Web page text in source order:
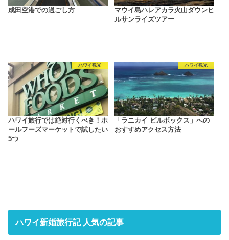
成田空港での過ごし方
マウイ島ハレアカラ火山ダウンヒ
ルサンライズツアー
ハワイ観光
ハワイ旅行では絶対行くべき！ホ
ールフーズマーケットで試したい
5つ
ハワイ観光
「ラニカイ ピルボックス」への
おすすめアクセス方法
ハワイ新婚旅行記 人気の記事